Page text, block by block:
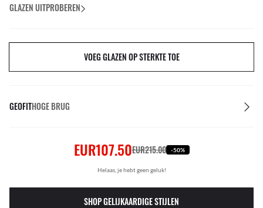
GLAZEN UITPROBEREN
VOEG GLAZEN OP STERKTE TOE
GEOFITHOGE BRUG
EUR107.50EUR215.00 -50%
Helaas, je hebt geen geluk!
SHOP GELIJKAARDIGE STIJLEN